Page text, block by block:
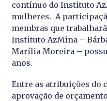
contínuo do Instituto
mulheres. A
membras que
Instituto AzMina –
Marília Moreira –
anos.
Entre as atribuições do
aprovação de